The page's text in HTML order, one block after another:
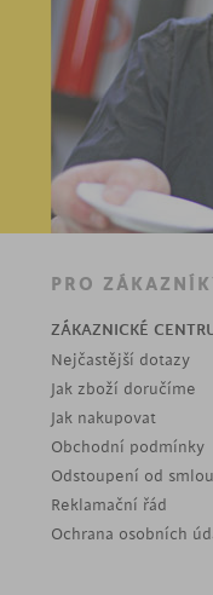
PRO
ZÁKAZNICKÉ
Nejčastější dotazy
Jak zboží doručíme
Jak nakupovat
Obchodní podmínky
Odstoupení od
Reklamační řád
Ochrana osobních